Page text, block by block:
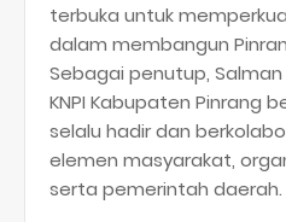
terbuka untuk
dalam membangun
Sebagai penutup,
KNPI Kabupaten Pinrang
selalu hadir dan
elemen masyarakat,
serta pemerintah daerah.